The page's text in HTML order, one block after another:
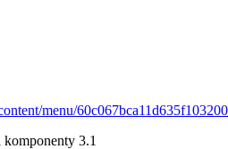
menu/
3.1